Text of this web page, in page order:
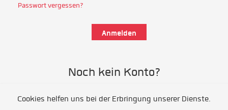
Passwort vergessen?
Noch kein Konto?
Als Freiwillige/r registrieren
Cookies helfen uns bei der Erbringung unserer Dienste.